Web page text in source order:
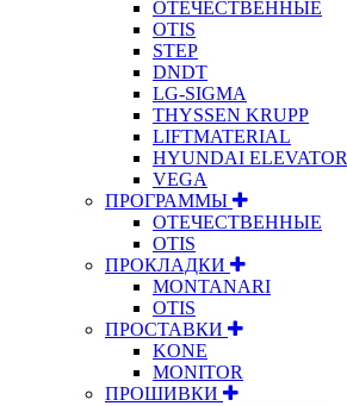
ОТЕЧЕСТВЕННЫЕ
OTIS
STEP
DNDT
LG-SIGMA
THYSSEN KRUPP
LIFTMATERIAL
HYUNDAI ELEVATOR
VEGA
ПРОГРАММЫ
ОТЕЧЕСТВЕННЫЕ
OTIS
ПРОКЛАДКИ
MONTANARI
OTIS
ПРОСТАВКИ
KONE
MONITOR
ПРОШИВКИ